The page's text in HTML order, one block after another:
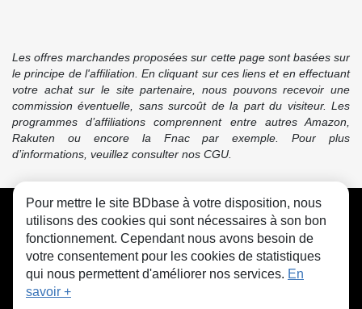
Les offres marchandes proposées sur cette page sont basées sur
le principe de l'affiliation. En cliquant sur ces liens et en effectuant
votre achat sur le site partenaire, nous pouvons recevoir une
commission éventuelle, sans surcoût de la part du visiteur. Les
programmes d’affiliations comprennent entre autres Amazon,
Rakuten ou encore la Fnac par exemple. Pour plus
d’informations, veuillez consulter nos CGU.
CGU FAQ Contact Cookies
Pour mettre le site BDbase à votre disposition, nous
utilisons des cookies qui sont nécessaires à son bon
fonctionnement. Cependant nous avons besoin de
votre consentement pour les cookies de statistiques
qui nous permettent d'améliorer nos services. En
savoir +